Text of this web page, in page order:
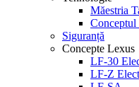
Măestria
Conceptul
Siguranță
Concepte Lexus
LF-30
LF-Z